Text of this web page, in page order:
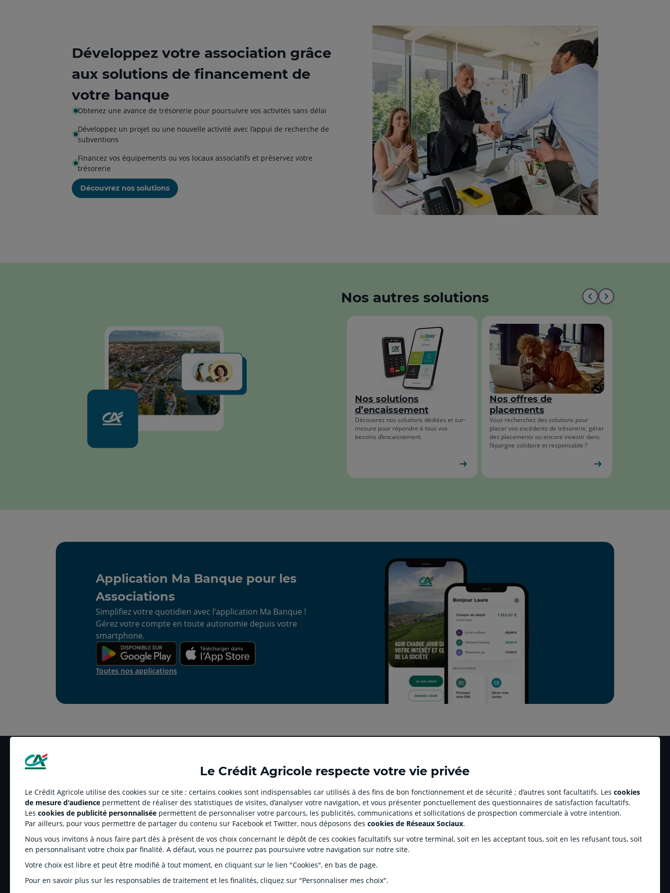
Le Crédit Agricole respecte votre vie privée
Le Crédit Agricole utilise des cookies sur ce site : certains cookies sont indispensables car utilisés à des fins de bon fonctionnement et de sécurité ; d’autres sont facultatifs. Les cookies
de mesure d'audience permettent de réaliser des statistiques de visites, d’analyser votre navigation, et vous présenter ponctuellement des questionnaires de satisfaction facultatifs.
Les cookies de publicité personnalisée permettent de personnaliser votre parcours, les publicités, communications et sollicitations de prospection commerciale à votre intention.
Par ailleurs, pour vous permettre de partager du contenu sur Facebook et Twitter, nous déposons des cookies de Réseaux Sociaux.
Nous vous invitons à nous faire part dès à présent de vos choix concernant le dépôt de ces cookies facultatifs sur votre terminal, soit en les acceptant tous, soit en les refusant tous, soit
en personnalisant votre choix par finalité. A défaut, vous ne pourrez pas poursuivre votre navigation sur notre site.
Votre choix est libre et peut être modifié à tout moment, en cliquant sur le lien "Cookies", en bas de page.
Pour en savoir plus sur les responsables de traitement et les finalités, cliquez sur "Personnaliser mes choix".
Développez votre association grâce
aux solutions de financement de
votre banque
Obtenez une avance de trésorerie pour poursuivre vos activités sans délai
Développez un projet ou une nouvelle activité avec l’appui de recherche de
subventions
Financez vos équipements ou vos locaux associatifs et préservez votre
trésorerie
Découvrez nos solutions
Nos autres solutions
Aller
au
de
la
liste
Aller
à
Nos solutions
d’encaissement
Découvrez nos solutions dédiées et sur-
mesure pour répondre à tous vos
besoins d’encaissement.
Nos offres de
placements
Vous recherchez des solutions pour
placer vos excédents de trésorerie, gérer
des placements ou encore investir dans
l’épargne solidaire et responsable ?
Application Ma Banque pour les
Associations
Simplifiez votre quotidien avec l'application Ma Banque !
Gérez votre compte en toute autonomie depuis votre
smartphone.
Toutes nos applications
Ouvert
dans
un
nouvel
onglet
:
aller
sur
la
page
facebook
dans
un
nouvel
onglet
:
aller
sur
la
page
instagram
Ouvert
dans
un
nouvel
onglet
:
aller
sur
la
page
youtube
Ouvert
dans
un
nouvel
onglet
:
aller
sur
la
page
twitter
Ouvert
dans
un
nouvel
onglet
:
aller
sur
LE CREDIT AGRICOLE
Banque coopérative
Charte éthique
Groupe Crédit Agricole
Recrutement
RELATION BANQUE CLIENT
Réclamation et médiation
Informations réglementaires
Fonds de Garantie des Dépôts et de Résolution (FGDR)
Sites des Caisses Régionales
SITES SPECIALISES
Prêt immobilier en ligne
Habitat
Service de télésurveillance
Crédit Agricole Immobilier
Partenariats sportifs
Accessibilité numérique du site